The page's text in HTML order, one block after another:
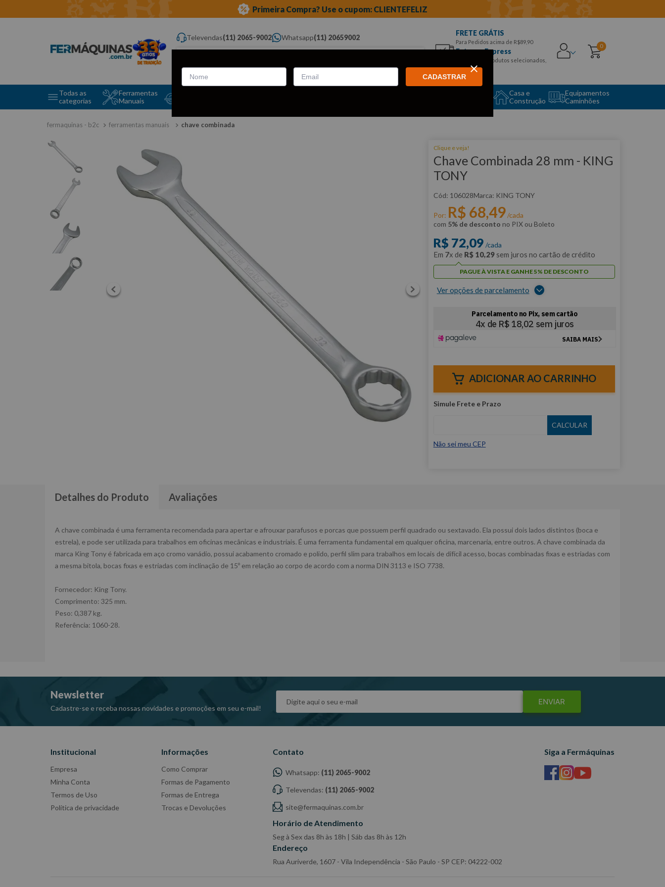
Primeira Compra? Use o cupom: CLIENTEFELIZ
Televendas(11) 2065-9002 Whatsapp(11) 20659002
Digite aqui o que você procura...
FRETE GRÁTIS
Para Pedidos acima de R$89,90
Entrega Express
para CEPS e produtos selecionados,
Aproveite!
0
Todas as
categorias
Ferramentas
Manuais
Casa e
Construção
Equipamentos
Caminhões
ferramentas manuais chave combinada
Clique e veja!
Chave Combinada 28 mm - KING
TONY
: 106028 KING TONY
Por: R$ 68,49/cada
com 5% de desconto no PIX ou Boleto
R$ 72,09 /cada
Em 7x de R$ 10,29sem juros no cartão de crédito
PAGUE À VISTA E GANHE 5% DE DESCONTO
Ver opções de parcelamento
ADICIONAR AO CARRINHO
Não sei meu CEP
Detalhes do Produto Avaliações
A chave combinada é uma ferramenta recomendada para apertar e afrouxar parafusos e porcas que possuem perfil quadrado ou sextavado. Ela possui dois lados distintos (boca e
estrela), e pode ser utilizada para trabalhos em oficinas mecânicas e industriais. É uma ferramenta fundamental em qualquer oficina, marcenaria, entre outros. A chave combinada da
marca King Tony é fabricada em aço cromo vanádio, possui acabamento cromado e polido, perfil slim para trabalhos em locais de difícil acesso, bocas combinadas fixas e estriadas com
a mesma bitola, bocas fixas e estriadas com inclinação de 15º em relação ao corpo de acordo com a norma DIN 3113 e ISO 7738.
Fornecedor: King Tony.
Comprimento: 325 mm.
Peso: 0,387 kg.
Referência: 1060-28.
Newsletter
Cadastre-se e receba nossas novidades e promoções em seu e-mail!
ENVIAR
Institucional
Empresa
Minha Conta
Termos de Uso
Política de privacidade
Informações
Como Comprar
Formas de Pagamento
Formas de Entrega
Trocas e Devoluções
Contato
Whatsapp: (11) 2065-9002
Televendas: (11) 2065-9002
site@fermaquinas.com.br
Horário de Atendimento
Seg à Sex das 8h às 18h | Sáb das 8h às 12h
Endereço
Rua Auriverde, 1607 - Vila Independência - São Paulo - SP CEP: 04222-002
Siga a Fermáquinas
CADASTRAR